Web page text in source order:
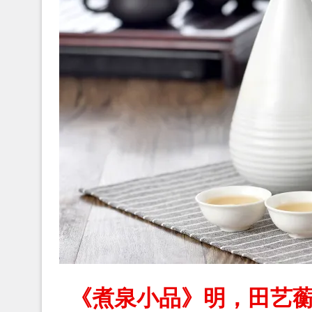
《煮泉小品》明，田艺